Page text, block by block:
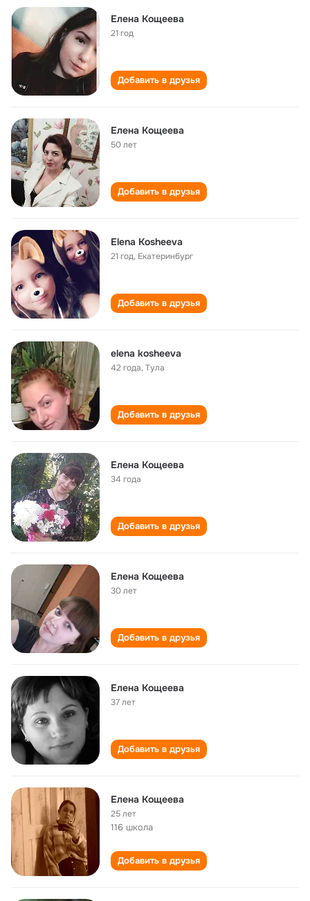
Елена Кощеева
21 год
Добавить в друзья
Елена Кощеева
50 лет
Добавить в друзья
Elena Kosheeva
21 год, Екатеринбург
Добавить в друзья
elena kosheeva
42 года,Тула
Добавить в друзья
Елена Кощеева
34 года
Добавить в друзья
Елена Кощеева
30 лет
Добавить в друзья
Елена Кощеева
37 лет
Добавить в друзья
Елена Кощеева
25 лет
116 школа
Добавить в друзья